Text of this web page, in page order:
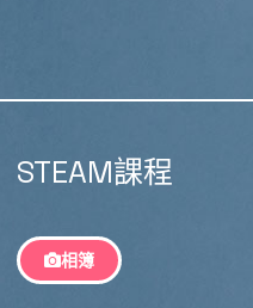
STEAM課程
相簿